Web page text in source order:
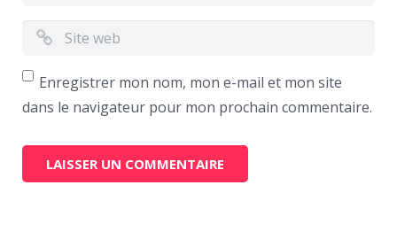
Enregistrer mon nom, mon e-mail et mon site
dans le navigateur pour mon prochain commentaire.